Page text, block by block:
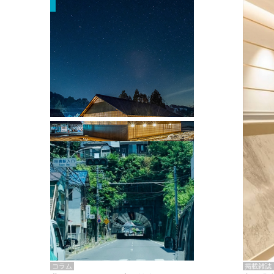
掲載雑誌
掲載雑誌・書籍
『街歩き研修「アールデコとモダニズ
ム、和風バロック」』のレポート記事が
掲載
コラム